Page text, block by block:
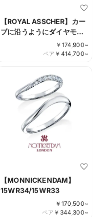
【ROYAL ASSCHER】カー
ブに沿うようにダイヤモン
ドがセッティングされたデ
ザイン WRA067
￥ 174,900~
￥ 414,700~
ペア
【MONNICKENDAM】
15WR34/15WR33
￥ 170,500~
￥ 344,300~
ペア